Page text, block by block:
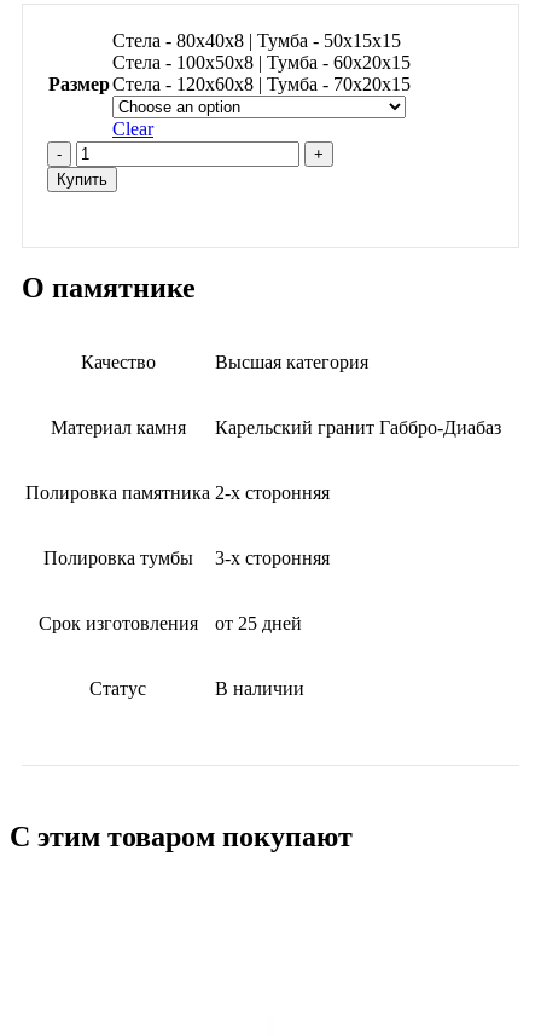
Размер
Стела - 80х40х8 | Тумба - 50х15х15
Стела - 100х50х8 | Тумба - 60х20х15
Стела - 120х60х8 | Тумба - 70х20х15
Clear
Памятник
ПМ022
quantity
Купить
О памятнике
Качество Высшая категория
Материал камня Карельский гранит Габбро-Диабаз
Полировка памятника 2-х сторонняя
Полировка тумбы 3-х сторонняя
Срок изготовления от 25 дней
Статус В наличии
С этим товаром покупают